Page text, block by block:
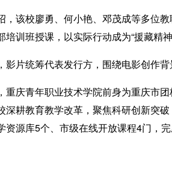
该校廖勇、何小艳、邓茂成等多位教
培训班授课，以实际行动成为“援藏精神
片统筹代表发行方，围绕电影创作背
庆青年职业技术学院前身为重庆市团
深耕教育教学改革，聚焦科研创新突
资源库5个、市级在线开放课程4门，